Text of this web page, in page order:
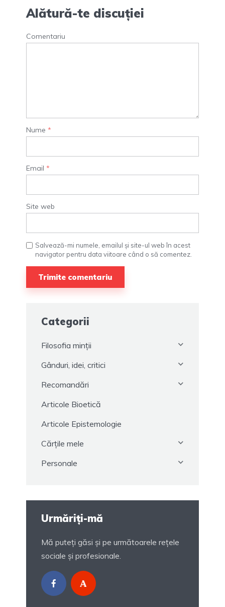
Alătură-te discuției
Comentariu
Nume *
Email *
Site web
Salvează-mi numele, emailul și site-ul web în acest
navigator pentru data viitoare când o să comentez.
Categorii
Filosofia minții
Gânduri, idei, critici
Recomandări
Articole Bioetică
Articole Epistemologie
Cărțile mele
Personale
Urmăriți-mă
Mă puteți găsi și pe următoarele rețele
sociale și profesionale.